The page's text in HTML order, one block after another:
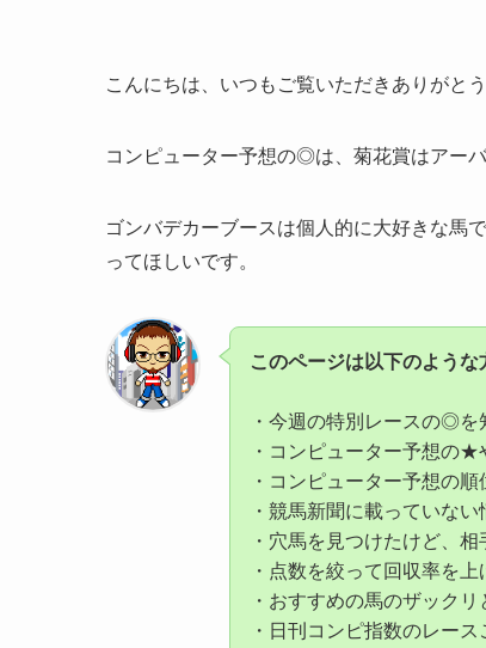
こんにちは、いつもご覧いただきありがとう
コンピューター予想の◎は、菊花賞はアー
ゴンバデカーブースは個人的に大好きな馬
ってほしいです。
このページは以下のような
・今週の特別レースの◎を
・コンピューター予想の
・コンピューター予想の
・競馬新聞に載っていな
・穴馬を見つけたけど、
・点数を絞って回収率を上
・おすすめの馬のザック
・日刊コンピ指数のレー